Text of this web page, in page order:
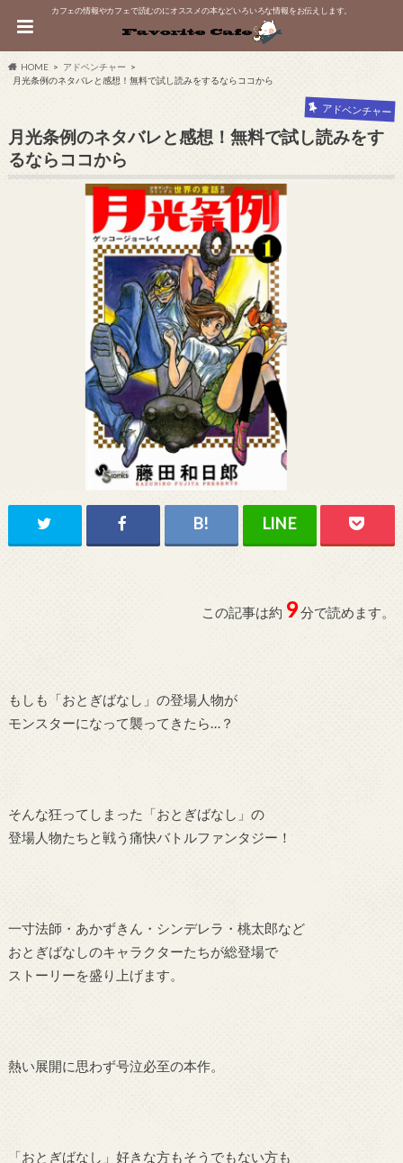
カフェの情報やカフェで読むのにオススメの本などいろいろな情報をお伝えします。
HOME
アドベンチャー
月光条例のネタバレと感想！無料で試し読みをするならココから
アドベンチャー
月光条例のネタバレと感想！無料で試し読みをす
るならココから
この記事は約 9分で読めます。
もしも「おとぎばなし」の登場人物が
モンスターになって襲ってきたら…？
そんな狂ってしまった「おとぎばなし」の
登場人物たちと戦う痛快バトルファンタジー！
一寸法師・あかずきん・シンデレラ・桃太郎など
おとぎばなしのキャラクターたちが総登場で
ストーリーを盛り上げます。
熱い展開に思わず号泣必至の本作。
「おとぎばなし」好きな方もそうでもない方も